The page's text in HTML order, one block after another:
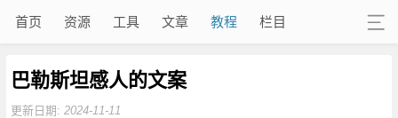
首页 资源 工具 文章 教程 栏目
巴勒斯坦感人的文案
更新日期: 2024-11-11